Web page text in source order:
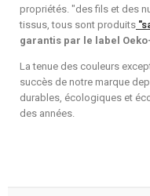
propriétés. "des fils et des
tissus, tous sont produits
garantis par le label
La tenue des couleurs
succès de notre marque
durables, écologiques et
des années.